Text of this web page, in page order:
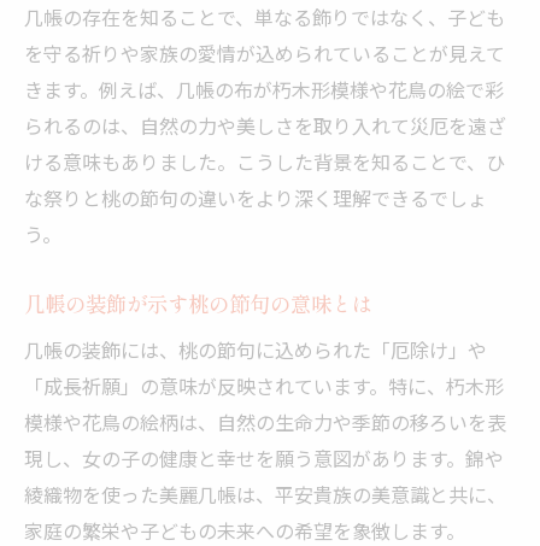
伝統を継ぐ桃の節句と几帳の意味とは
桃の節句で継承される几帳の本当の意味
ひな祭りと几帳で守る家族の伝統行事
几帳が伝える桃の節句の深い歴史背景
ひな祭りに見る几帳の伝統と現代の融合
ひな祭りを華やかにする几帳の秘密
桃の節句で注目される几帳の美麗な魅力
几帳に隠されたひな祭りの意味を深掘り
桃の節句を支える几帳の知られざる役割
ひな祭りの几帳が映す家族の守りの形
現代に活きる几帳とひな祭りの知恵
几帳の存在を知ることで、単なる飾りではなく、子ども
を守る祈りや家族の愛情が込められていることが見えて
きます。例えば、几帳の布が朽木形模様や花鳥の絵で彩
られるのは、自然の力や美しさを取り入れて災厄を遠ざ
ける意味もありました。こうした背景を知ることで、ひ
な祭りと桃の節句の違いをより深く理解できるでしょ
う。
几帳の装飾が示す桃の節句の意味とは
几帳の装飾には、桃の節句に込められた「厄除け」や
「成長祈願」の意味が反映されています。特に、朽木形
模様や花鳥の絵柄は、自然の生命力や季節の移ろいを表
現し、女の子の健康と幸せを願う意図があります。錦や
綾織物を使った美麗几帳は、平安貴族の美意識と共に、
家庭の繁栄や子どもの未来への希望を象徴します。